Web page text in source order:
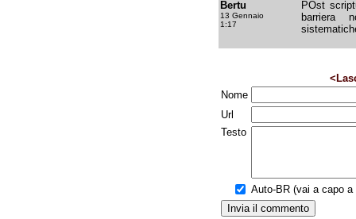
Bertu
13 Gennaio
1:17
POst
barriera
Nome
Url
Testo
Auto-BR (vai a capo a